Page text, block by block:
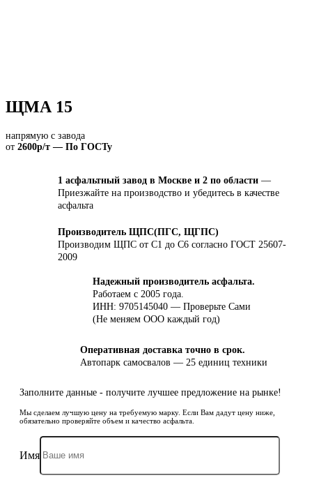
ЩМА 15
напрямую с завода
от 2600р/т — По ГОСТу
1 асфальтный завод в Москве и 2 по области —
Приезжайте на производство и убедитесь в качестве
асфальта
Производитель ЩПС(ПГС, ЩГПС)
Производим ЩПС от С1 до С6 согласно ГОСТ 25607-
2009
Надежный производитель асфальта.
Работаем с 2005 года.
ИНН: 9705145040 — Проверьте Сами
(Не меняем ООО каждый год)
Оперативная доставка точно в срок.
Автопарк самосвалов — 25 единиц техники
Заполните данные - получите лучшее предложение на рынке!
Мы сделаем лучшую цену на требуемую марку. Если Вам дадут цену ниже,
обязательно проверяйте объем и качество асфальта.
Имя